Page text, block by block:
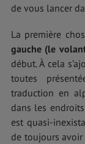
de vous lancer
La première
gauche (le
début. À cela
toutes
traduction en
dans les
est quasi-
de toujours avoir